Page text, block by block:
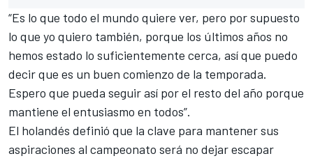
“Es lo que todo el mundo quiere ver, pero por supuesto
lo que yo quiero también, porque los últimos años no
hemos estado lo suficientemente cerca, así que puedo
decir que es un buen comienzo de la temporada.
Espero que pueda seguir así por el resto del año porque
mantiene el entusiasmo en todos”.
El holandés definió que la clave para mantener sus
aspiraciones al campeonato será no dejar escapar